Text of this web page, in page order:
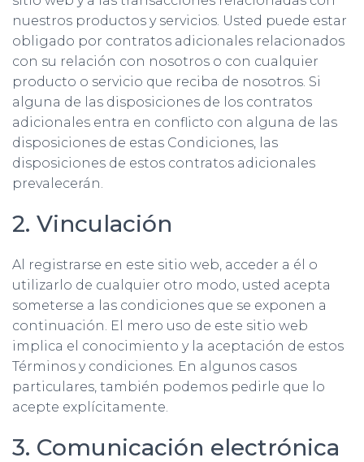
nuestros productos y servicios. Usted puede estar
obligado por contratos adicionales relacionados
con su relación con nosotros o con cualquier
producto o servicio que reciba de nosotros. Si
alguna de las disposiciones de los contratos
adicionales entra en conflicto con alguna de las
disposiciones de estas Condiciones, las
disposiciones de estos contratos adicionales
prevalecerán.
2. Vinculación
Al registrarse en este sitio web, acceder a él o
utilizarlo de cualquier otro modo, usted acepta
someterse a las condiciones que se exponen a
continuación. El mero uso de este sitio web
implica el conocimiento y la aceptación de estos
Términos y condiciones. En algunos casos
particulares, también podemos pedirle que lo
acepte explícitamente.
3. Comunicación electrónica